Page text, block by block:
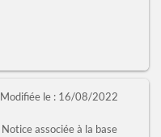
Modifiée le : 16/08/2022
Notice associée à la base